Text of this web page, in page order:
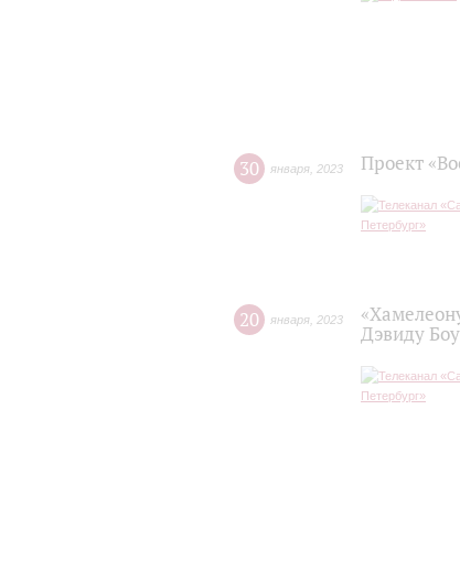
30 января 2023 Проект
20 января 2023
Дэвиду